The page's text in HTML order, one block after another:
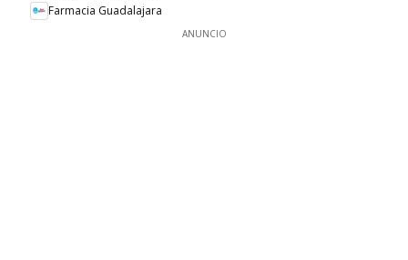
Farmacia Guadalajara
ANUNCIO